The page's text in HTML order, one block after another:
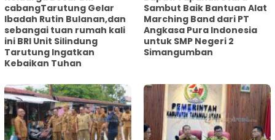
cabangTarutung Gelar
Ibadah Rutin Bulanan,dan
sebangai tuan rumah kali
ini BRI Unit Silindung
Tarutung Ingatkan
Kebaikan Tuhan
Sambut Baik Bantuan Alat
Marching Band dari PT
Angkasa Pura Indonesia
untuk SMP Negeri 2
Simangumban